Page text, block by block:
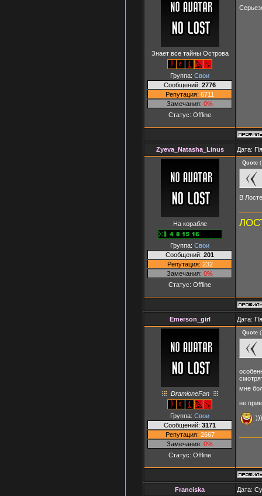
Знает все тайны Острова
Группа: Свои
Сообщений: 2776
Репутация: 6711
Замечания: 0%
Статус: Offline
Zyeva_Natasha_Linus Дата:
На корабле
Группа: Свои
Сообщений: 201
Репутация: 232
Замечания: 0%
Статус: Offline
Quote (
В
Emerson_girl Дата:
DramioneFan
Группа: Свои
Сообщений: 3171
Репутация: 2667
Замечания: 0%
Статус: Offline
Quote (
мне
не
Franciska Дата: